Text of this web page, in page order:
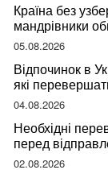
Країна без
мандрівники
05.08.2026
Відпочинок в
які
04.08.2026
Необхідні
перед
02.08.2026